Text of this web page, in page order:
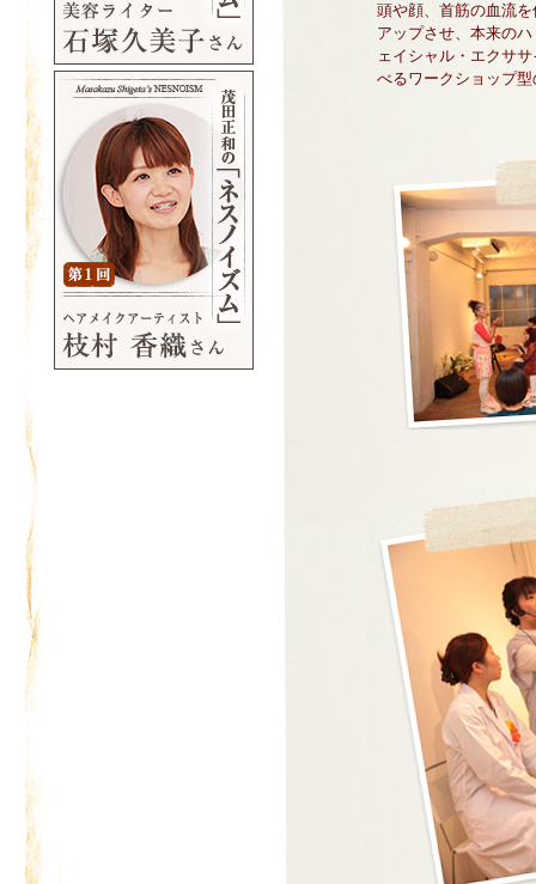
頭や顔、首筋の血流
アップさせ、本来の
ェイシャル・エクサ
べるワークショップ